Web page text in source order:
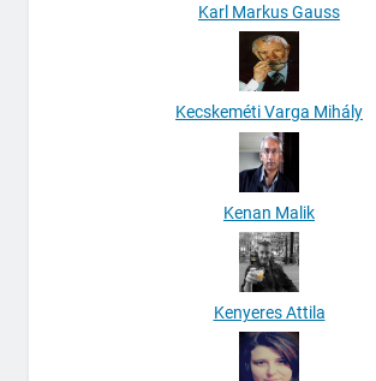
Karl Markus Gauss
Kecskeméti Varga Mihály
Kenan Malik
Kenyeres Attila